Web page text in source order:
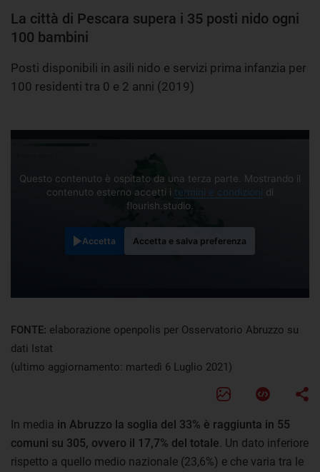
La città di Pescara supera i 35 posti nido ogni
100 bambini
Posti disponibili in asili nido e servizi prima infanzia per
100 residenti tra 0 e 2 anni (2019)
Questo contenuto è ospitato da una terza parte. Mostrando il
contenuto esterno accetti i termini e condizioni di
flourish.studio.
Accetta Accetta e salva preferenza
FONTE: elaborazione openpolis per Osservatorio Abruzzo su
dati Istat
(ultimo aggiornamento: martedì 6 Luglio 2021)
In media in Abruzzo la soglia del 33% è raggiunta in 55
comuni su 305, ovvero il 17,7% del totale . Un dato inferiore
rispetto a quello medio nazionale (23,6%) e che varia tra le